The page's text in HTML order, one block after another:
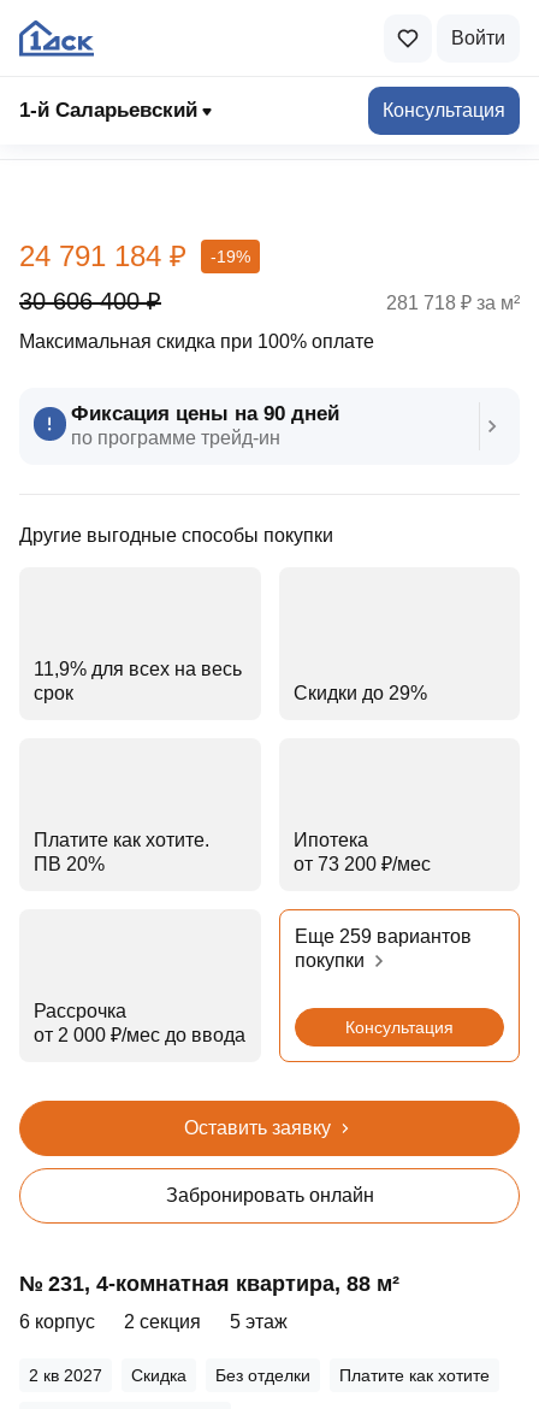
Войти
1-й Саларьевский Консультация
Выбрать квартиру
30 606 400 ₽
24 791 184 ₽ -19%
Максимальная скидка при 100% оплате
Фиксация цены на 90 дней
по программе трейд‑ин
Другие выгодные способы покупки
11,9% для всех на весь
срок
Скидки до 29%
Платите как хотите.
ПВ 20%
Ипотека
от 73 200 ₽⁠/⁠мес
Рассрочка
от 2 000 ₽⁠/⁠мес до ввода
Еще 259 вариантов
покупки
Консультация
281 718 ₽ за м²
Оставить заявку
Забронировать онлайн
№ 231, 4‑комнатная квартира, 88 м²
6 корпус 2 секция 5 этаж
2 кв 2027 Скидка Без отделки Платите как хотите